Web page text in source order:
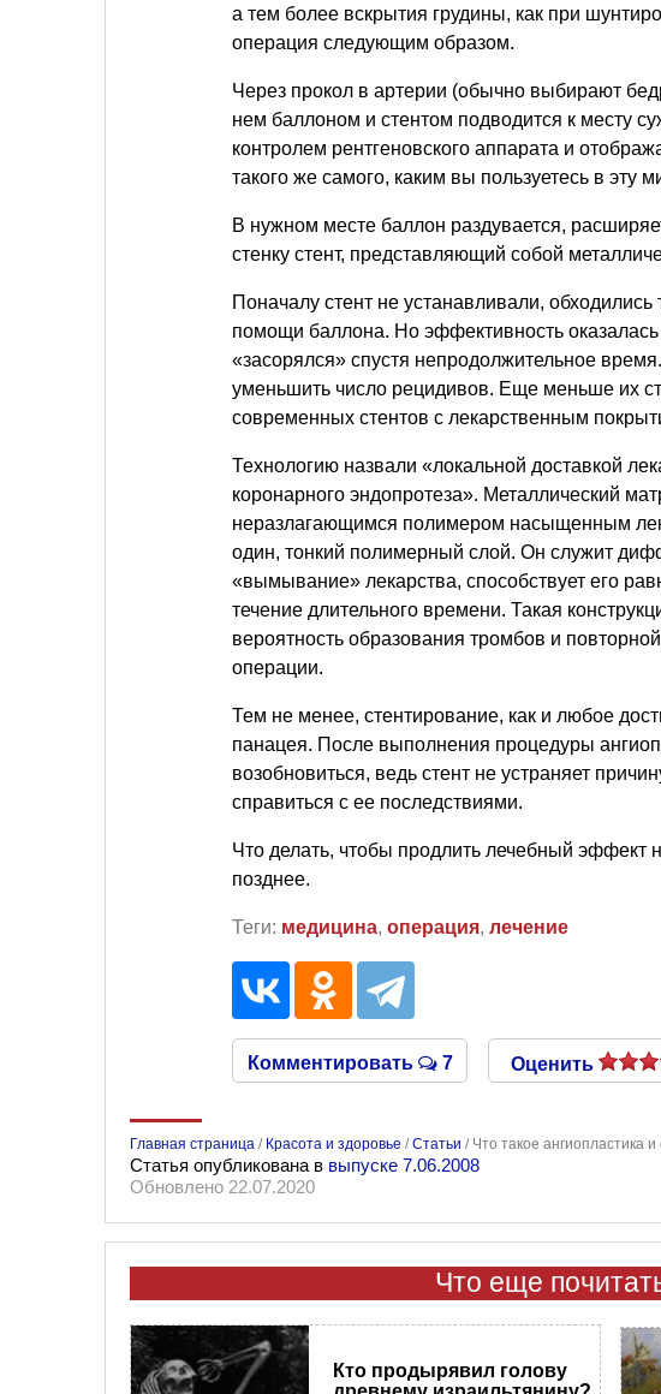
а тем более вскрытия грудины, как при
операция следующим образом.
Через прокол в артерии (обычно выбирают
нем баллоном и стентом подводится к месту
контролем рентгеновского аппарата и
такого же самого, каким вы пользуетесь в эту
В нужном месте баллон раздувается,
стенку стент, представляющий собой
Поначалу стент не устанавливали,
помощи баллона. Но эффективность
«засорялся» спустя непродолжительное
уменьшить число рецидивов. Еще меньше их
современных стентов с лекарственным
Технологию назвали «локальной доставкой
коронарного эндопротеза». Металлический
неразлагающимся полимером насыщенным
один, тонкий полимерный слой. Он служит
«вымывание» лекарства, способствует его
течение длительного времени. Такая
вероятность образования тромбов и
операции.
Тем не менее, стентирование, как и любое
панацея. После выполнения процедуры
возобновиться, ведь стент не устраняет
справиться с ее последствиями.
Что делать, чтобы продлить лечебный эффект
позднее.
Теги: медицина, операция, лечение
Комментировать 7 Оценить
Главная страница / Красота и здоровье /Статьи / Что такое ангиопластика
Статья опубликована в выпуске 7.06.2008
Обновлено 22.07.2020
Что еще
Кто продырявил голову